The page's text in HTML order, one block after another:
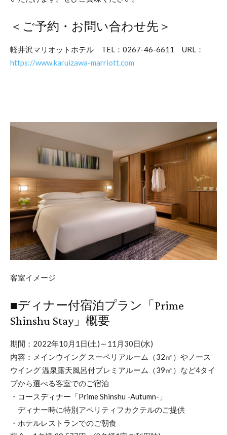
＜ご予約・お問い合わせ先＞
軽井沢マリオットホテル TEL：0267-46-6611 URL：
https://www.karuizawa-marriott.com
客室イメージ
■ディナー付宿泊プラン「Prime
Shinshu Stay」概要
期間：2022年10月1日(土)～11月30日(水)
内容：メインウイング スーペリアルーム（32㎡）やノース
ウイング 温泉露天風呂付プレミアルーム（39㎡）など4タイ
プから選べる客室でのご宿泊
・コースディナー「Prime Shinshu -Autumn-」
ディナー時に特別アペリティフカクテルのご提供
・ホテルレストランでのご朝食